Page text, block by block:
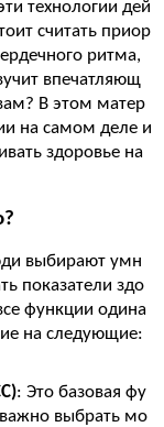
технологии дей
считать приор
ритма,
впечатляющ
В этом матер
на самом деле и
здоровье на
выбирают умн
показатели здо
функции одина
на следующие:
: Это базовая фу
выбрать мо